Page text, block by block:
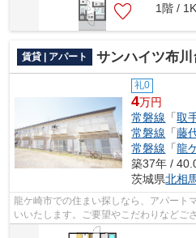
1階 /
賃貸 | アパート サンハイツ布川
礼0
4万円
常磐線 「取
常磐線 「藤
常磐線 「龍
築37年 /
茨城県北相
龍ケ崎市での住まい探しなら、アパート
いいたします。ご要望やこだわりなどご
to.co.jpにてお申し付け下さい。お部屋探